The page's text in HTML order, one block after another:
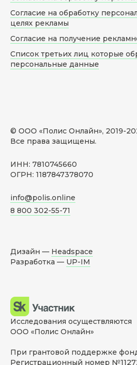
© ООО «Полис Онлайн», 2019-
Все права защищены.
ИНН: 7810745660
ОГРН: 1187847378070
info@polis.online
8 800 302-55-71
Согласие на обработку
целях рекламы
Согласие на получение
Список третьих лиц которые
персональные данные
Дизайн — Headspace
Разработка — UP-IM
Исследования осуществляются
ООО «Полис Онлайн»
При грантовой поддержке
Регистрационный номер